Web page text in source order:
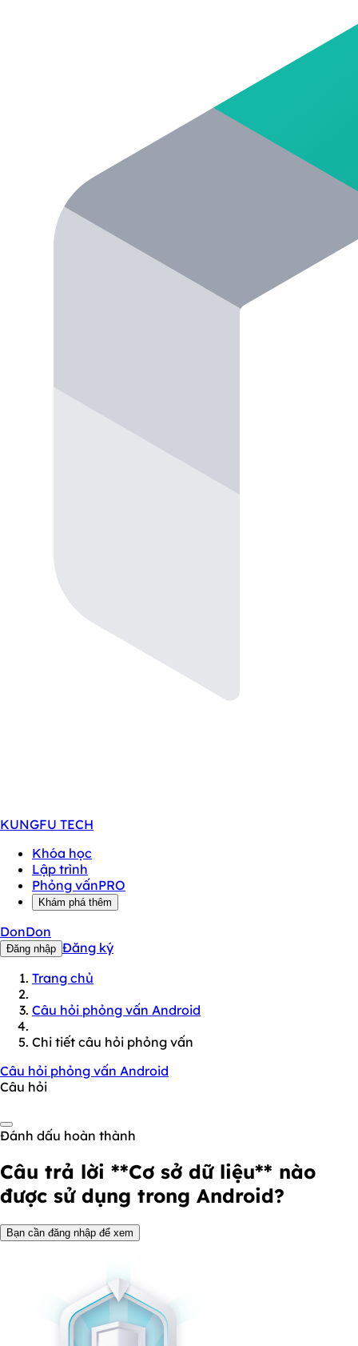
KUNGFU TECH
Khóa học
Lập trình
Phỏng vấnPRO
Khám phá thêm
DonDon
Đăng nhập Đăng ký
Trang chủ
Câu hỏi phỏng vấn Android
Chi tiết câu hỏi phỏng vấn
Câu hỏi phỏng vấn Android
Câu hỏi
Đánh dấu hoàn thành
Câu trả lời **Cơ sở dữ liệu** nào
được sử dụng trong Android?
Bạn cần đăng nhập để xem